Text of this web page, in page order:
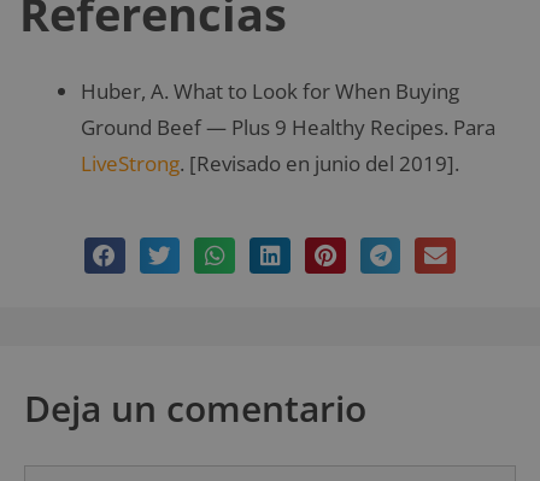
Referencias
Huber, A. What to Look for When Buying
Ground Beef — Plus 9 Healthy Recipes. Para
LiveStrong. [Revisado en junio del 2019].
Deja un comentario